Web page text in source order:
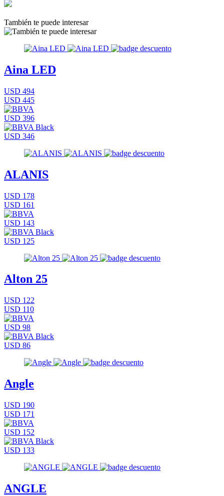
También te puede interesar
Aina LED
USD 494
USD 445
USD 396
USD 346
ALANIS
USD 178
USD 161
USD 143
USD 125
Alton 25
USD 122
USD 110
USD 98
USD 86
Angle
USD 190
USD 171
USD 152
USD 133
ANGLE